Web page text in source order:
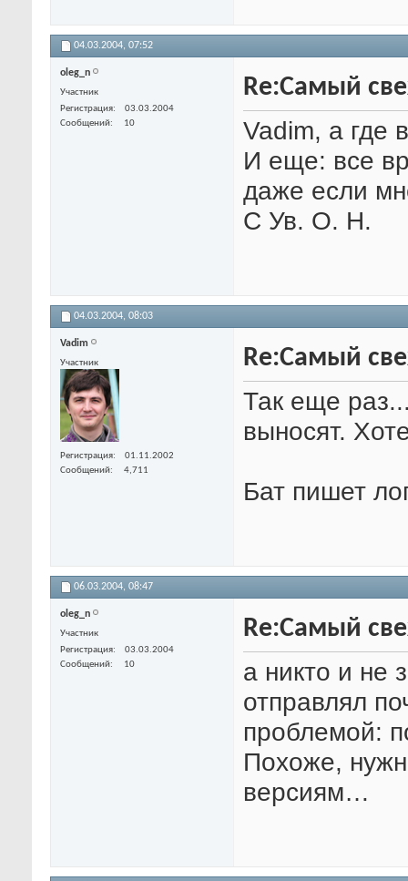
04.03.2004, 07:52
oleg_n
Участник
Регистрация
03.03.2004
Сообщений
10
Re:Самый
Vadim, а где
И еще: все
даже если
С Ув. О. Н.
04.03.2004, 08:03
Vadim
Участник
Регистрация
01.11.2002
Сообщений
4,711
Re:Самый
Так еще
выносят.
Бат пишет
06.03.2004, 08:47
oleg_n
Участник
Регистрация
03.03.2004
Сообщений
10
Re:Самый
а никто и не
отправлял
проблемой:
Похоже,
версиям…